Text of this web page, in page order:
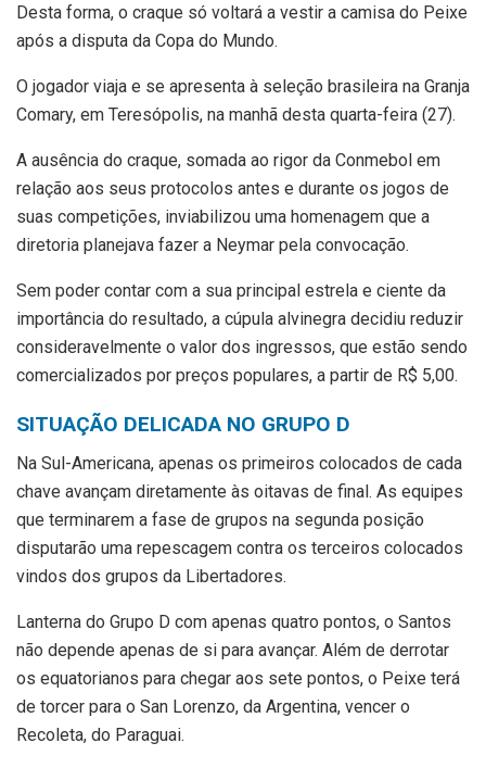
Desta forma, o craque só voltará a vestir a camisa do Peixe
após a disputa da Copa do Mundo.
O jogador viaja e se apresenta à seleção brasileira na Granja
Comary, em Teresópolis, na manhã desta quarta-feira (27).
A ausência do craque, somada ao rigor da Conmebol em
relação aos seus protocolos antes e durante os jogos de
suas competições, inviabilizou uma homenagem que a
diretoria planejava fazer a Neymar pela convocação.
Sem poder contar com a sua principal estrela e ciente da
importância do resultado, a cúpula alvinegra decidiu reduzir
consideravelmente o valor dos ingressos, que estão sendo
comercializados por preços populares, a partir de R$ 5,00.
SITUAÇÃO DELICADA NO GRUPO D
Na Sul-Americana, apenas os primeiros colocados de cada
chave avançam diretamente às oitavas de final. As equipes
que terminarem a fase de grupos na segunda posição
disputarão uma repescagem contra os terceiros colocados
vindos dos grupos da Libertadores.
Lanterna do Grupo D com apenas quatro pontos, o Santos
não depende apenas de si para avançar. Além de derrotar
os equatorianos para chegar aos sete pontos, o Peixe terá
de torcer para o San Lorenzo, da Argentina, vencer o
Recoleta, do Paraguai.